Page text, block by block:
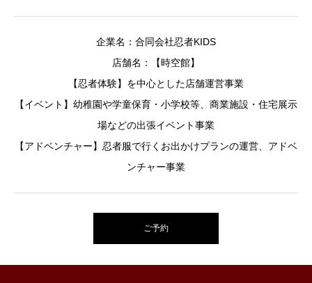
企業名：合同会社忍者KIDS
店舗名：【時空館】
【忍者体験】を中心とした店舗運営事業
【イベント】幼稚園や学童保育・小学校等、商業施設・住宅展示
場などの出張イベント事業
【アドベンチャー】忍者服で行くお出かけプランの運営、アドベ
ンチャー事業
ご予約